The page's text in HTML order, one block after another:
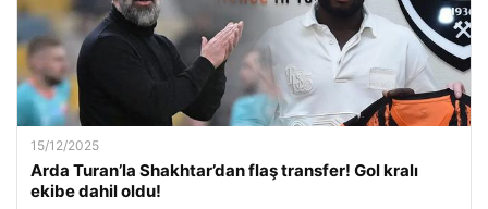
15/12/2025
Arda Turan’la Shakhtar’dan flaş transfer! Gol kralı
ekibe dahil oldu!